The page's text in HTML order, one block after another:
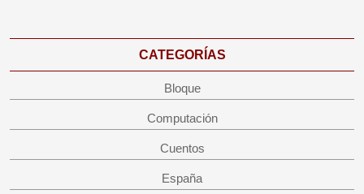
CATEGORÍAS
Bloque
Computación
Cuentos
España